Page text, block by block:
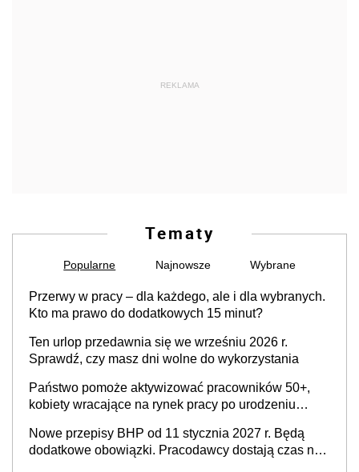
REKLAMA
Tematy
Popularne Najnowsze Wybrane
Przerwy w pracy – dla każdego, ale i dla wybranych.
Kto ma prawo do dodatkowych 15 minut?
Ten urlop przedawnia się we wrześniu 2026 r.
Sprawdź, czy masz dni wolne do wykorzystania
Państwo pomoże aktywizować pracowników 50+,
kobiety wracające na rynek pracy po urodzeniu
neuroatypowe. Powstanie Fundusz na rzecz
Inkluzywności w Zatrudnianiu?
Nowe przepisy BHP od 11 stycznia 2027 r. Będą
dodatkowe obowiązki. Pracodawcy dostają czas na